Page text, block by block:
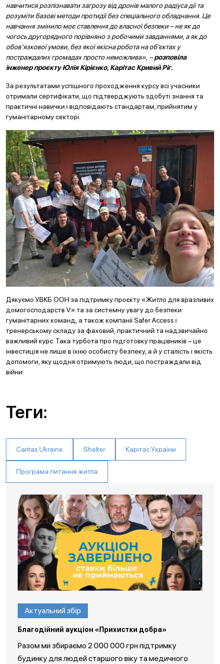
навчитися розпізнавати загрозу від дронів малого радіуса дії та
розуміти базові методи протидії без спеціального обладнання. Це
навчання змінило моє ставлення до власної безпеки – не як до
чогось другорядного порівняно з робочими завданнями, а як до
обов’язкової умови, без якої якісна робота на об’єктах у
постраждалих громадах просто неможлива», –розповіла
інженер проєкту Юлія Кірієнко, Карітас Кривий Ріг.
За результатами успішного проходження курсу всі учасники
отримали сертифікати, що підтверджують здобуті знання та
практичні навички і відповідають стандартам, прийнятим у
гуманітарному секторі.
Дякуємо УВКБ ООН за підтримку проєкту «Житло для вразливих
домогосподарств V» та за системну увагу до безпеки
гуманітарних команд, а також компанії Safer Access і
тренерському складу за фаховий, практичний та надзвичайно
важливий курс. Така турбота про підготовку працівників – це
інвестиція не лише в їхню особисту безпеку, а й у сталість і якість
допомоги, яку щодня отримують люди, що постраждали від
війни.
Теги:
Caritas Ukraine Shelter Карітас України
Програма питання житла
Актуальний збір
Благодійний аукціон «Прихистки добра»
Разом ми збираємо 2 000 000 грн підтримку
будинку для людей старшого віку та медичного